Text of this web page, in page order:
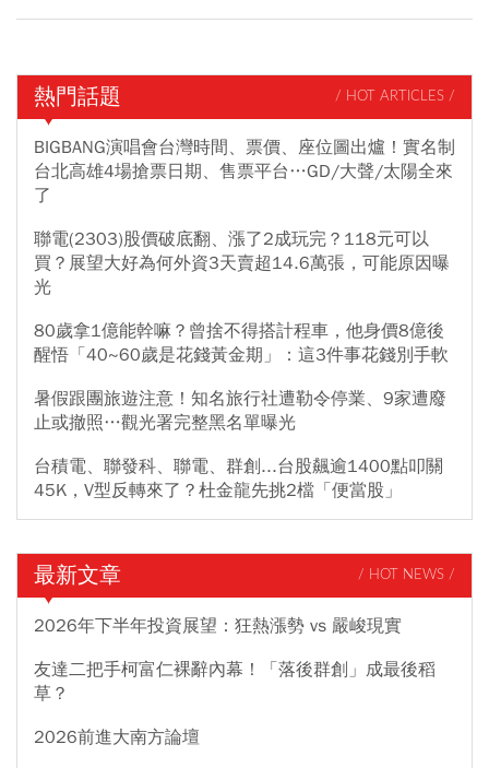
熱門話題 / HOT ARTICLES /
BIGBANG演唱會台灣時間、票價、座位圖出爐！實名制
台北高雄4場搶票日期、售票平台…GD/大聲/太陽全來
了
聯電(2303)股價破底翻、漲了2成玩完？118元可以
買？展望大好為何外資3天賣超14.6萬張，可能原因曝
光
80歲拿1億能幹嘛？曾捨不得搭計程車，他身價8億後
醒悟「40~60歲是花錢黃金期」：這3件事花錢別手軟
暑假跟團旅遊注意！知名旅行社遭勒令停業、9家遭廢
止或撤照…觀光署完整黑名單曝光
台積電、聯發科、聯電、群創...台股飆逾1400點叩關
45K，V型反轉來了？杜金龍先挑2檔「便當股」
最新文章 / HOT NEWS /
2026年下半年投資展望：狂熱漲勢 vs 嚴峻現實
友達二把手柯富仁裸辭內幕！「落後群創」成最後稻
草？
2026前進大南方論壇